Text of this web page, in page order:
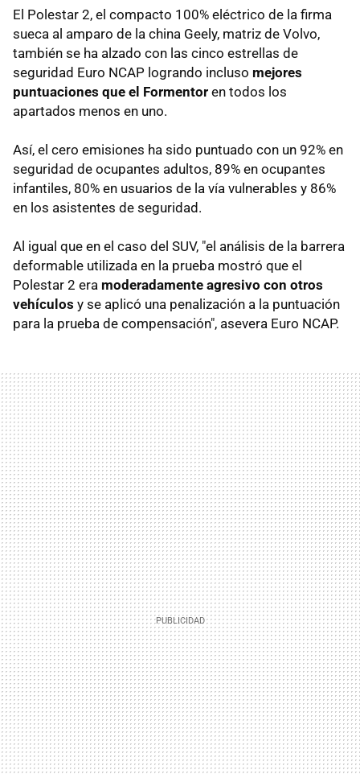
El Polestar 2, el compacto 100% eléctrico de la firma
sueca al amparo de la china Geely, matriz de Volvo,
también se ha alzado con las cinco estrellas de
seguridad Euro NCAP logrando incluso mejores
puntuaciones que el Formentor en todos los
apartados menos en uno.
Así, el cero emisiones ha sido puntuado con un 92% en
seguridad de ocupantes adultos, 89% en ocupantes
infantiles, 80% en usuarios de la vía vulnerables y 86%
en los asistentes de seguridad.
Al igual que en el caso del SUV, "el análisis de la barrera
deformable utilizada en la prueba mostró que el
Polestar 2 era moderadamente agresivo con otros
vehículos y se aplicó una penalización a la puntuación
para la prueba de compensación", asevera Euro NCAP.